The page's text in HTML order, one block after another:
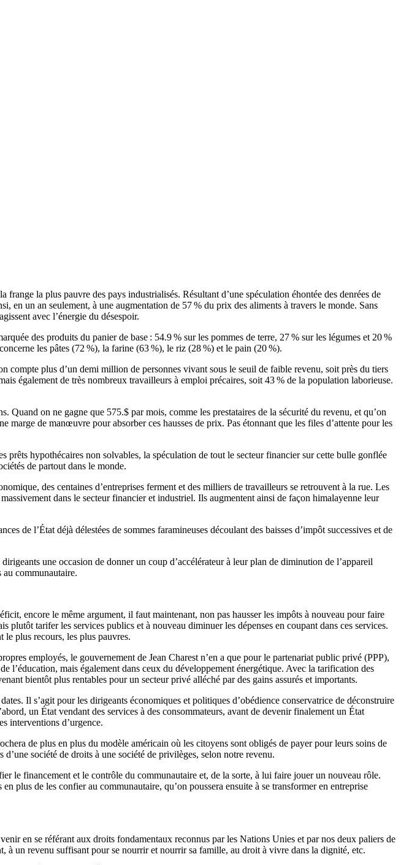
la plus pauvre des pays industrialisés. Résultant d’une spéculation éhontée des denrées de
en un an seulement, à une augmentation de 57 % du prix des aliments à travers le monde. Sans
avec l’énergie du désespoir.
des produits du panier de base : 54.9 % sur les pommes de terre, 27 % sur les légumes et 20 %
les pâtes (72 %), la farine (63 %), le riz (28 %) et le pain (20 %).
compte plus d’un demi million de personnes vivant sous le seuil de faible revenu, soit près du tiers
également de très nombreux travailleurs à emploi précaires, soit 43 % de la population laborieuse.
Quand on ne gagne que 575.$ par mois, comme les prestataires de la sécurité du revenu, et qu’on
de manœuvre pour absorber ces hausses de prix. Pas étonnant que les files d’attente pour les
prêts hypothécaires non solvables, la spéculation de tout le secteur financier sur cette bulle gonflée
de partout dans le monde.
des centaines d’entreprises ferment et des milliers de travailleurs se retrouvent à la rue. Les
dans le secteur financier et industriel. Ils augmentent ainsi de façon himalayenne leur
de l’État déjà délestées de sommes faramineuses découlant des baisses d’impôt successives et de
une occasion de donner un coup d’accélérateur à leur plan de diminution de l’appareil
au communautaire.
encore le même argument, il faut maintenant, non pas hausser les impôts à nouveau pour faire
tarifer les services publics et à nouveau diminuer les dépenses en coupant dans ces services.
le plus recours, les plus pauvres.
employés, le gouvernement de Jean Charest n’en a que pour le partenariat public privé (PPP),
l’éducation, mais également dans ceux du développement énergétique. Avec la tarification des
bientôt plus rentables pour un secteur privé alléché par des gains assurés et importants.
Il s’agit pour les dirigeants économiques et politiques d’obédience conservatrice de déconstruire
un État vendant des services à des consommateurs, avant de devenir finalement un État
interventions d’urgence.
de plus en plus du modèle américain où les citoyens sont obligés de payer pour leurs soins de
société de droits à une société de privilèges, selon notre revenu.
le financement et le contrôle du communautaire et, de la sorte, à lui faire jouer un nouveau rôle.
plus de les confier au communautaire, qu’on poussera ensuite à se transformer en entreprise
en se référant aux droits fondamentaux reconnus par les Nations Unies et par nos deux paliers de
à un revenu suffisant pour se nourrir et nourrir sa famille, au droit à vivre dans la dignité, etc.